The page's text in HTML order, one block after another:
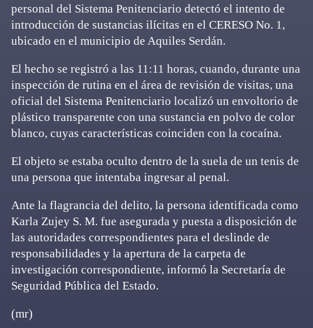
personal del Sistema Penitenciario detectó el intento de
introducción de sustancias ilícitas en el CERESO No. 1,
ubicado en el municipio de Aquiles Serdán.
El hecho se registró a las 11:11 horas, cuando, durante una
inspección de rutina en el área de revisión de visitas, una
oficial del Sistema Penitenciario localizó un envoltorio de
plástico transparente con una sustancia en polvo de color
blanco, cuyas características coinciden con la cocaína.
El objeto se estaba oculto dentro de la suela de un tenis de
una persona que intentaba ingresar al penal.
Ante la flagrancia del delito, la persona identificada como
Karla Zujey S. M. fue asegurada y puesta a disposición de
las autoridades correspondientes para el deslinde de
responsabilidades y la apertura de la carpeta de
investigación correspondiente, informó la Secretaría de
Seguridad Pública del Estado.
(mr)